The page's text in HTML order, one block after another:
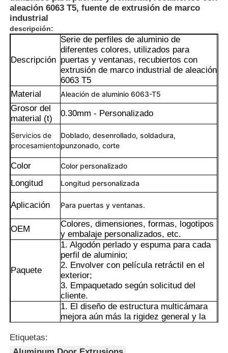
Acerca de nosotros
aleación 6063 T5, fuente de extrusión de marco
industrial
descripción:
Descripción
Serie de perfiles de aluminio de
diferentes colores, utilizados para
puertas y ventanas, recubiertos con
extrusión de marco industrial de aleación
6063 T5
Material
Aleación de aluminio 6063-T5
Grosor del
material (t)
0.30mm - Personalizado
Servicios de
procesamiento
Doblado, desenrollado, soldadura,
punzonado, corte
Color Color personalizado
Longitud Longitud personalizada
Aplicación Para puertas y ventanas.
OEM
Colores, dimensiones, formas, logotipos
y embalaje personalizados, etc.
Paquete
1. Algodón perlado y espuma para cada
perfil de aluminio;
2. Envolver con película retráctil en el
exterior;
3. Empaquetado según solicitud del
cliente.
1. El diseño de estructura multicámara
mejora aún más la rigidez general y la
permite la personalización de secciones
Etiquetas: